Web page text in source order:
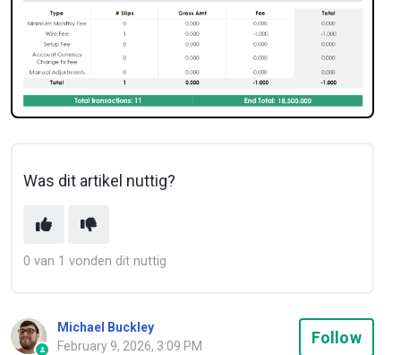
Was dit artikel nuttig?
0 van 1 vonden dit nuttig
Michael Buckley
February 9, 2026, 3:09 PM
Follow